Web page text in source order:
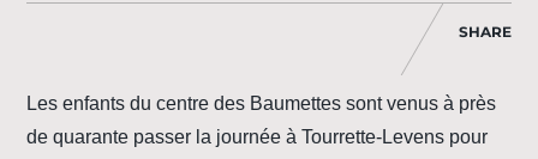
SHARE
Les enfants du centre des Baumettes sont venus à près
de quarante passer la journée à Tourrette-Levens pour